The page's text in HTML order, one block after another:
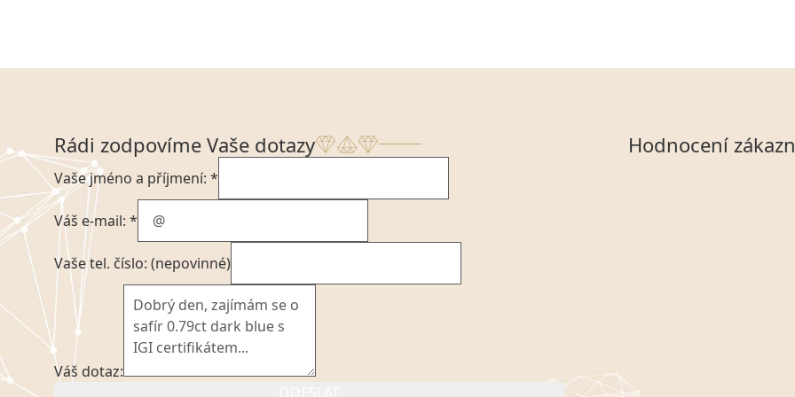
Rádi zodpovíme Vaše dotazy
Vaše jméno a příjmení: *
Váš e-mail: *
Vaše tel. číslo: (nepovinné)
Váš dotaz:
Hodnocení